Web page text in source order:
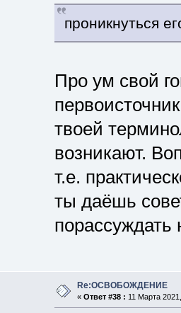
проникнуться
Про ум свой
твоей
возникают.
т.е.
ты даёшь
порассуждать
Re:ОСВОБОЖДЕНИЕ
« Ответ #38 : 11 Марта